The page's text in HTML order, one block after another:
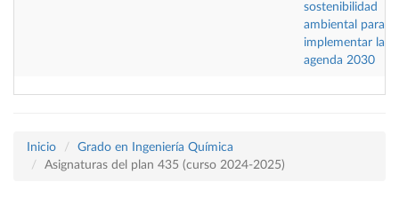
sostenibilidad
ambiental para
implementar la
agenda 2030
Inicio
Grado en Ingeniería Química
Asignaturas del plan 435 (curso 2024-2025)